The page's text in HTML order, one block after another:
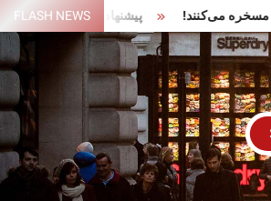
FLASH NEWS
پیشنهاد ایران ما را مسخره می‌کنند!